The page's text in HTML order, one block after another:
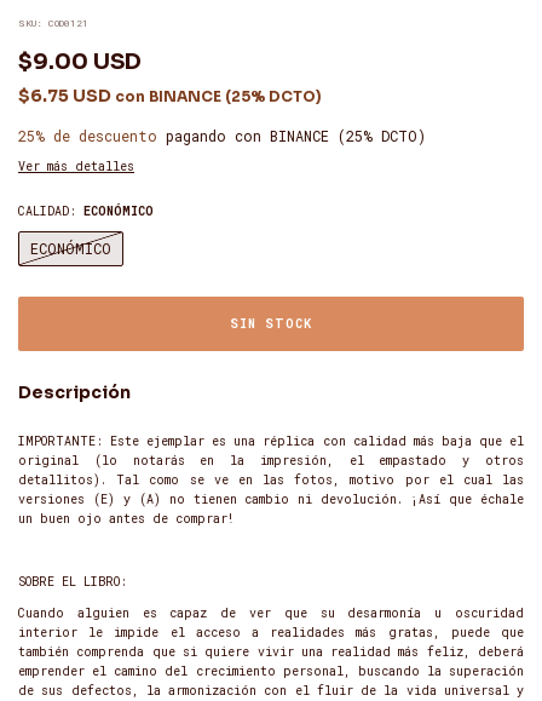
SKU: COD0121
$9.00 USD
$6.75 USD con BINANCE (25% DCTO)
25% de descuento pagando con BINANCE (25% DCTO)
Ver más detalles
CALIDAD: ECONÓMICO
ECONÓMICO
Descripción
IMPORTANTE: Este ejemplar es una réplica con calidad más baja que el
original (lo notarás en la impresión, el empastado y otros
detallitos). Tal como se ve en las fotos, motivo por el cual las
versiones (E) y (A) no tienen cambio ni devolución. ¡Así que échale
un buen ojo antes de comprar!
SOBRE EL LIBRO:
Cuando alguien es capaz de ver que su desarmonía u oscuridad
interior le impide el acceso a realidades más gratas, puede que
también comprenda que si quiere vivir una realidad más feliz, deberá
emprender el camino del crecimiento personal, buscando la superación
de sus defectos, la armonización con el fluir de la vida universal y